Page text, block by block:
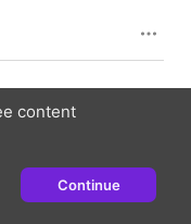
のかと思いき
悩んでいること
岡さん。おじさん
りします。 リスナ
はlotti@tbs.co.jp✉
するコーナーで
トに中岡さんが判
、通勤など、毎日
ます。短い一言に
ってます
月27日の予定で
ください！各コ
しみください
さんが約20年ぶ
ね上げ式」という
content
Continue